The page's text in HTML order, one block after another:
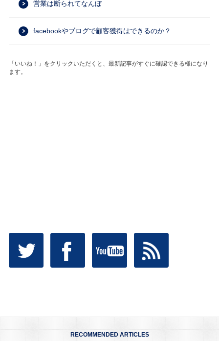
営業は断られてなんぼ
facebookやブログで顧客獲得はできるのか？
「いいね！」をクリックいただくと、最新記事がすぐに確認できる様になり
ます。
RECOMMENDED ARTICLES